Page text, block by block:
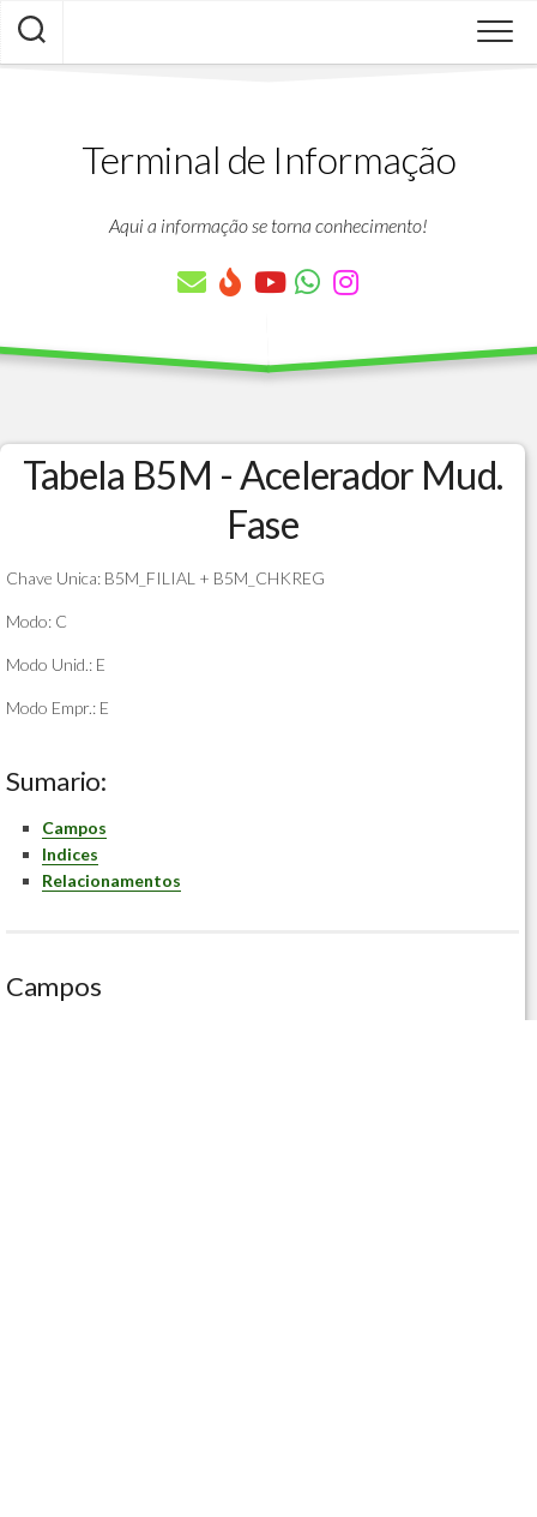
Skip
content
Terminal de Informação
Aqui a informação se torna conhecimento!
Tabela B5M - Acelerador Mud.
Fase
Chave Unica: B5M_FILIAL + B5M_CHKREG
Modo: C
Modo Unid.: E
Modo Empr.: E
Sumario:
Campos
Indices
Relacionamentos
Campos